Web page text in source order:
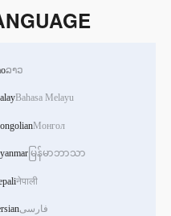
ລາວ
Bahasa Melayu
Монгол
မြန်မာဘာသာ
नेपाली
فارسی